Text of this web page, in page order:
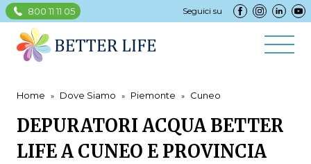
800 11 11 05 Seguici su
Home Dove Siamo Piemonte Cuneo
DEPURATORI ACQUA BETTER
LIFE A CUNEO E PROVINCIA